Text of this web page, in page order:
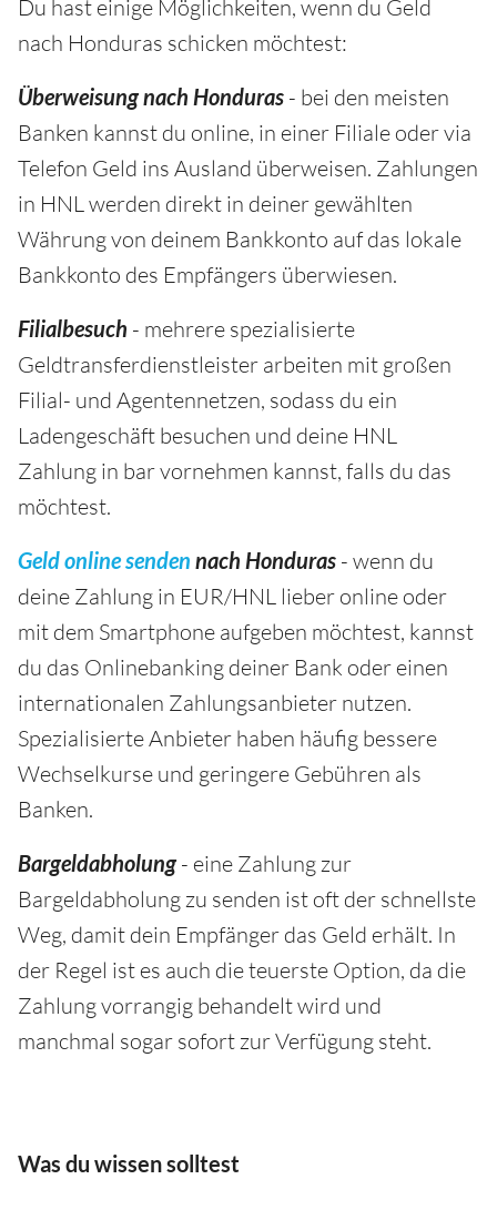
Du hast einige Möglichkeiten, wenn du Geld
nach Honduras schicken möchtest:
Überweisung nach Honduras - bei den meisten
Banken kannst du online, in einer Filiale oder via
Telefon Geld ins Ausland überweisen. Zahlungen
in HNL werden direkt in deiner gewählten
Währung von deinem Bankkonto auf das lokale
Bankkonto des Empfängers überwiesen.
Filialbesuch - mehrere spezialisierte
Geldtransferdienstleister arbeiten mit großen
Filial- und Agentennetzen, sodass du ein
Ladengeschäft besuchen und deine HNL
Zahlung in bar vornehmen kannst, falls du das
möchtest.
Geld online senden nach Honduras - wenn du
deine Zahlung in EUR/HNL lieber online oder
mit dem Smartphone aufgeben möchtest, kannst
du das Onlinebanking deiner Bank oder einen
internationalen Zahlungsanbieter nutzen.
Spezialisierte Anbieter haben häufig bessere
Wechselkurse und geringere Gebühren als
Banken.
Bargeldabholung- eine Zahlung zur
Bargeldabholung zu senden ist oft der schnellste
Weg, damit dein Empfänger das Geld erhält. In
der Regel ist es auch die teuerste Option, da die
Zahlung vorrangig behandelt wird und
manchmal sogar sofort zur Verfügung steht.
Was du wissen solltest